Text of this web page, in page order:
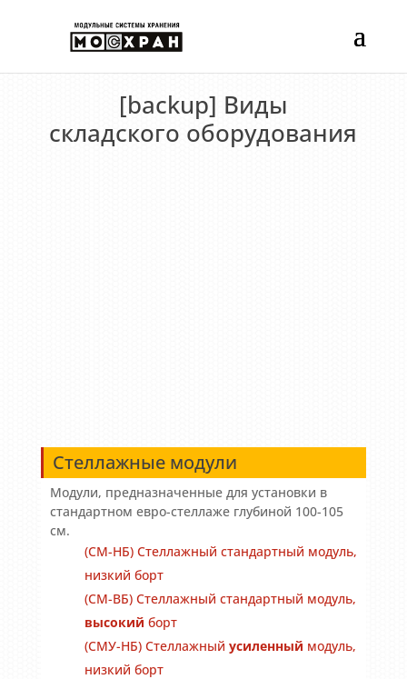
[backup] Виды
складского оборудования
Стеллажные модули
Модули, предназначенные для установки в
стандартном евро-стеллаже глубиной 100-105
см.
(СМ-НБ) Стеллажный стандартный модуль,
низкий борт
(СМ-ВБ) Стеллажный стандартный модуль,
высокий борт
(СМУ-НБ) Стеллажный усиленный модуль,
низкий борт